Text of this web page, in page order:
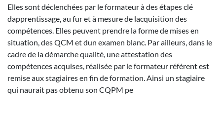
Elles sont déclenchées par le formateur à des étapes clé
dapprentissage, au fur et à mesure de lacquisition des
compétences. Elles peuvent prendre la forme de mises en
situation, des QCM et dun examen blanc. Par ailleurs, dans le
cadre de la démarche qualité, une attestation des
compétences acquises, réalisée par le formateur référent est
remise aux stagiaires en fin de formation. Ainsi un stagiaire
qui naurait pas obtenu son CQPM pe